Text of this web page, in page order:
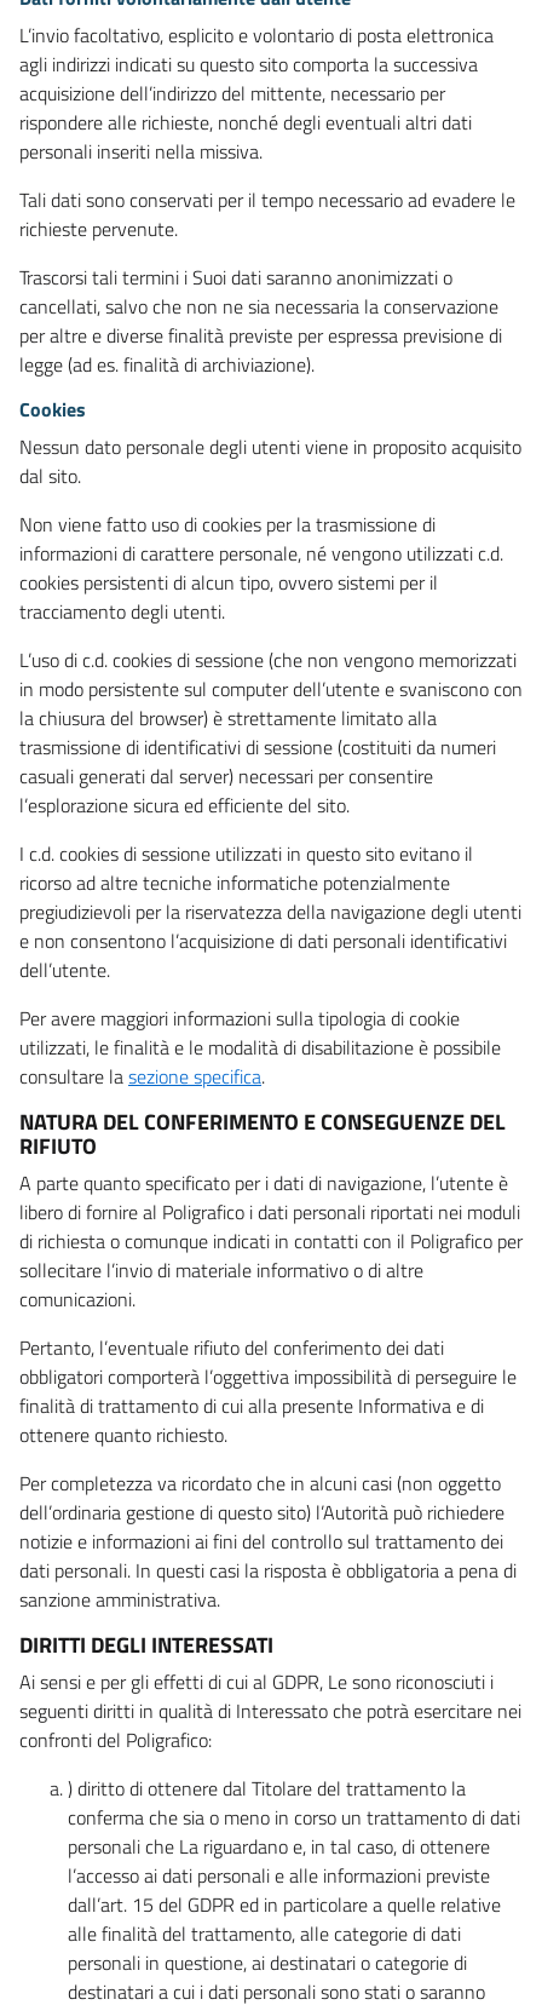
L’invio facoltativo, esplicito e volontario di posta elettronica
agli indirizzi indicati su questo sito comporta la successiva
acquisizione dell’indirizzo del mittente, necessario per
rispondere alle richieste, nonché degli eventuali altri dati
personali inseriti nella missiva.
Tali dati sono conservati per il tempo necessario ad evadere le
richieste pervenute.
Trascorsi tali termini i Suoi dati saranno anonimizzati o
cancellati, salvo che non ne sia necessaria la conservazione
per altre e diverse finalità previste per espressa previsione di
legge (ad es. finalità di archiviazione).
Cookies
Nessun dato personale degli utenti viene in proposito acquisito
dal sito.
Non viene fatto uso di cookies per la trasmissione di
informazioni di carattere personale, né vengono utilizzati c.d.
cookies persistenti di alcun tipo, ovvero sistemi per il
tracciamento degli utenti.
L’uso di c.d. cookies di sessione (che non vengono memorizzati
in modo persistente sul computer dell’utente e svaniscono con
la chiusura del browser) è strettamente limitato alla
trasmissione di identificativi di sessione (costituiti da numeri
casuali generati dal server) necessari per consentire
l’esplorazione sicura ed efficiente del sito.
I c.d. cookies di sessione utilizzati in questo sito evitano il
ricorso ad altre tecniche informatiche potenzialmente
pregiudizievoli per la riservatezza della navigazione degli utenti
e non consentono l’acquisizione di dati personali identificativi
dell’utente.
Per avere maggiori informazioni sulla tipologia di cookie
utilizzati, le finalità e le modalità di disabilitazione è possibile
consultare lasezione specifica.
NATURA DEL CONFERIMENTO E CONSEGUENZE DEL
RIFIUTO
A parte quanto specificato per i dati di navigazione, l’utente è
libero di fornire al Poligrafico i dati personali riportati nei moduli
di richiesta o comunque indicati in contatti con il Poligrafico per
sollecitare l’invio di materiale informativo o di altre
comunicazioni.
Pertanto, l’eventuale rifiuto del conferimento dei dati
obbligatori comporterà l’oggettiva impossibilità di perseguire le
finalità di trattamento di cui alla presente Informativa e di
ottenere quanto richiesto.
Per completezza va ricordato che in alcuni casi (non oggetto
dell’ordinaria gestione di questo sito) l’Autorità può richiedere
notizie e informazioni ai fini del controllo sul trattamento dei
dati personali. In questi casi la risposta è obbligatoria a pena di
sanzione amministrativa.
DIRITTI DEGLI INTERESSATI
Ai sensi e per gli effetti di cui al GDPR, Le sono riconosciuti i
seguenti diritti in qualità di Interessato che potrà esercitare nei
confronti del Poligrafico:
) diritto di ottenere dal Titolare del trattamento la
conferma che sia o meno in corso un trattamento di dati
personali che La riguardano e, in tal caso, di ottenere
l’accesso ai dati personali e alle informazioni previste
dall’art. 15 del GDPR ed in particolare a quelle relative
alle finalità del trattamento, alle categorie di dati
personali in questione, ai destinatari o categorie di
destinatari a cui i dati personali sono stati o saranno